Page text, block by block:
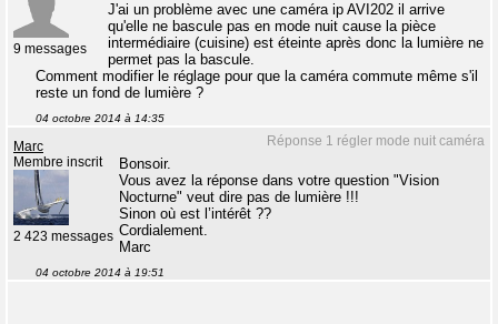
9 messages
J'ai un problème avec une caméra ip AVI202 il arrive
qu'elle ne bascule pas en mode nuit cause la pièce
intermédiaire (cuisine) est éteinte après donc la lumière ne
permet pas la bascule.
Comment modifier le réglage pour que la caméra commute même s'il
reste un fond de lumière ?
04 octobre 2014 à 14:35
Réponse 1 régler mode nuit caméra
Marc
Membre inscrit
2 423 messages
Bonsoir.
Vous avez la réponse dans votre question "Vision
Nocturne" veut dire pas de lumière !!!
Sinon où est l’intérêt ??
Cordialement.
Marc
04 octobre 2014 à 19:51